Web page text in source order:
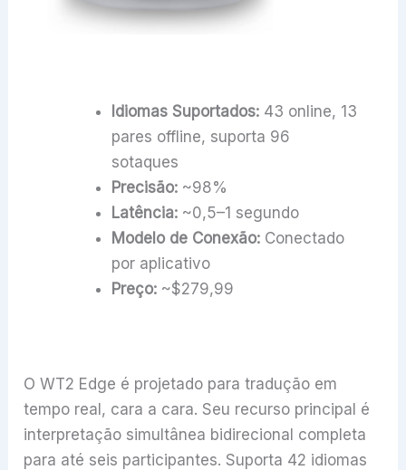
Idiomas Suportados:43 online, 13
pares offline, suporta 96
sotaques
Precisão:~98%
Latência:~0,5–1 segundo
Modelo de Conexão:Conectado
por aplicativo
Preço:~$279,99
O WT2 Edge é projetado para tradução em
tempo real, cara a cara. Seu recurso principal é
interpretação simultânea bidirecional completa
para até seis participantes. Suporta 42 idiomas